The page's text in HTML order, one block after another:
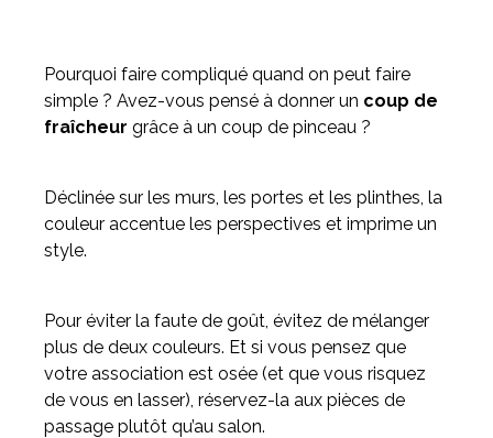
Pourquoi faire compliqué quand on peut faire
simple ? Avez-vous pensé à donner un coup de
fraîcheur grâce à un coup de pinceau ?
Déclinée sur les murs, les portes et les plinthes, la
couleur accentue les perspectives et imprime un
style.
Pour éviter la faute de goût, évitez de mélanger
plus de deux couleurs. Et si vous pensez que
votre association est osée (et que vous risquez
de vous en lasser), réservez-la aux pièces de
passage plutôt qu’au salon.